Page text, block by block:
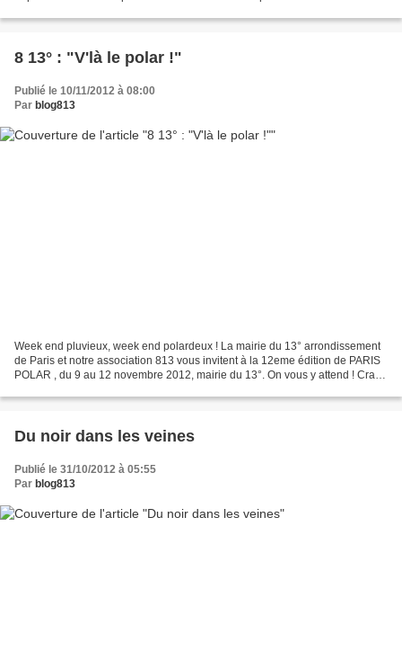
8 13° : "V'là le polar !"
Publié le 10/11/2012 à 08:00
Par blog813
Week end pluvieux, week end polardeux ! La mairie du 13° arrondissement
de Paris et notre association 813 vous invitent à la 12eme édition de PARIS
POLAR , du 9 au 12 novembre 2012, mairie du 13°. On vous y attend ! Craig
Du noir dans les veines
Publié le 31/10/2012 à 05:55
Par blog813